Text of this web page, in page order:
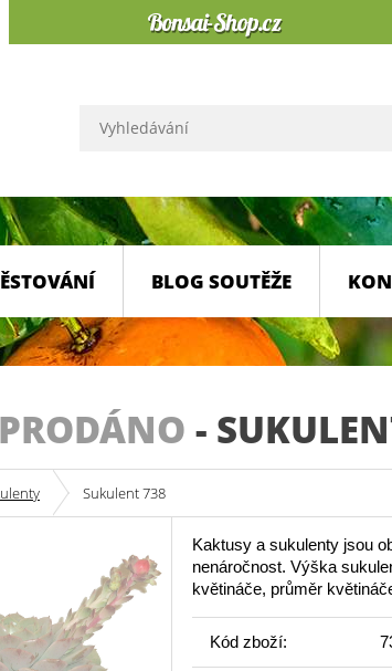
BLOG SOUTĚŽE
-
Sukulent 738
Kaktusy a sukulenty jsou
nenáročnost. Výška
květináče, průměr
Kód zboží: